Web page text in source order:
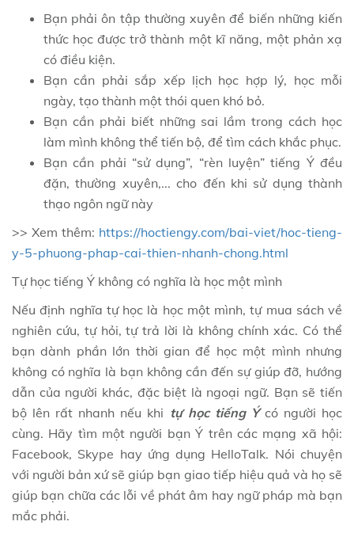
Bạn phải ôn tập thường xuyên để biến những kiến
thức học được trở thành một kĩ năng, một phản xạ
có điều kiện.
Bạn cần phải sắp xếp lịch học hợp lý, học mỗi
ngày, tạo thành một thói quen khó bỏ.
Bạn cần phải biết những sai lầm trong cách học
làm mình không thể tiến bộ, để tìm cách khắc phục.
Bạn cần phải “sử dụng”, “rèn luyện” tiếng Ý đều
đặn, thường xuyên,... cho đến khi sử dụng thành
thạo ngôn ngữ này
>> Xem thêm: https://hoctiengy.com/bai-viet/hoc-tieng-
y-5-phuong-phap-cai-thien-nhanh-chong.html
Tự học tiếng Ý không có nghĩa là học một mình
Nếu định nghĩa tự học là học một mình, tự mua sách về
nghiên cứu, tự hỏi, tự trả lời là không chính xác. Có thể
bạn dành phần lớn thời gian để học một mình nhưng
không có nghĩa là bạn không cần đến sự giúp đỡ, hướng
dẫn của người khác, đặc biệt là ngoại ngữ. Bạn sẽ tiến
bộ lên rất nhanh nếu khi tự học tiếng Ýcó người học
cùng. Hãy tìm một người bạn Ý trên các mạng xã hội:
Facebook, Skype hay ứng dụng HelloTalk. Nói chuyện
với người bản xứ sẽ giúp bạn giao tiếp hiệu quả và họ sẽ
giúp bạn chữa các lỗi về phát âm hay ngữ pháp mà bạn
mắc phải.